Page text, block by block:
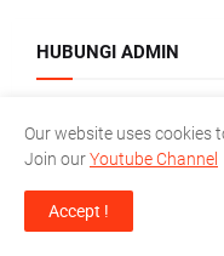
HUBUNGI ADMIN
Pembahasan, Silahkan
beragam pertanyaan
https://
Our website uses cookies
Join ourYoutube Channel
Accept !